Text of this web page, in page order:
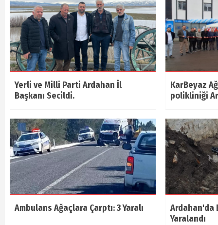
Yerli ve Milli Parti Ardahan İl
Başkanı Secildi.
KarBeyaz
polikliniği
Ambulans Ağaçlara Çarptı: 3 Yaralı
Ardahan'da
Yaralandı